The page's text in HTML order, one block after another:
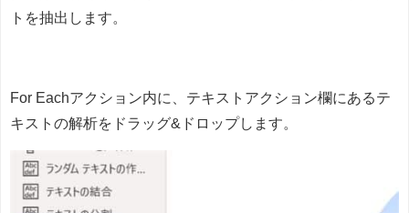
トを抽出します。
For Eachアクション内に、テキストアクション欄にあるテ
キストの解析をドラッグ&ドロップします。